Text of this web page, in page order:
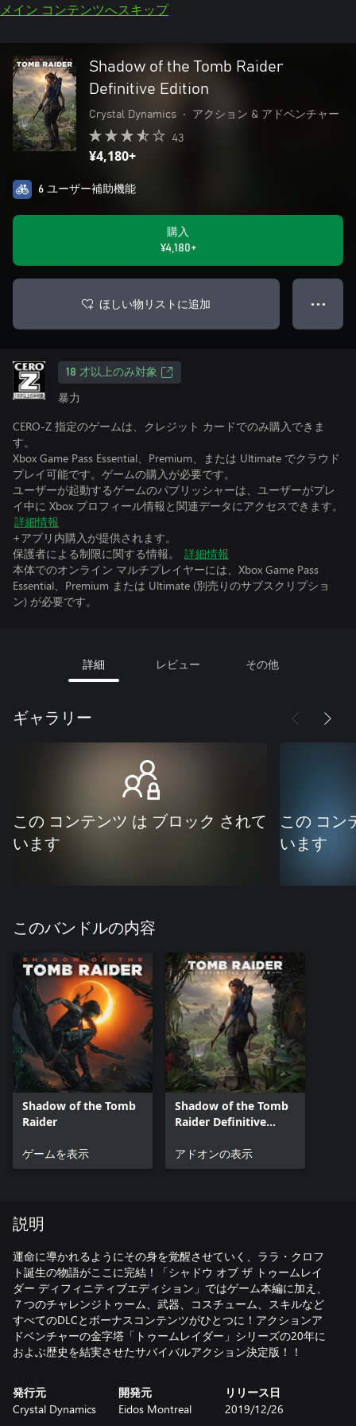
メイン コンテンツへスキップ
Shadow of the Tomb Raider
Definitive Edition
Crystal Dynamics • アクション & アドベンチャー
43
¥4,180+
6 ユーザー補助機能
購入
¥4,180+
ほしい物リストに追加 ● ● ●
18 才以上のみ対象
暴力
CERO-Z 指定のゲームは、クレジット カードでのみ購入できま
す。
Xbox Game Pass Essential、Premium、または Ultimate でクラウド
プレイ可能です。ゲームの購入が必要です。
ユーザーが起動するゲームのパブリッシャーは、ユーザーがプレ
イ中に Xbox プロフィール情報と関連データにアクセスできます。
詳細情報
+アプリ内購入が提供されます。
保護者による制限に関する情報。
詳細情報
本体でのオンライン マルチプレイヤーには、Xbox Game Pass
Essential、Premium または Ultimate (別売りのサブスクリプショ
ン) が必要です。
詳細 レビュー その他
ギャラリー
この コンテンツ は ブロック されて
います
この コン
います
このバンドルの内容
Shadow of the Tomb
Raider
ゲームを表示
Shadow of the Tomb
Raider Definitive
アドオンの表示
説明
運命に導かれるようにその身を覚醒させていく、ララ・クロフ
ト誕生の物語がここに完結！「シャドウ オブ ザ トゥームレイ
ダー ディフィニティブエディション」ではゲーム本編に加え、
７つのチャレンジトゥーム、武器、コスチューム、スキルなど
すべてのDLCとボーナスコンテンツがひとつに！アクションア
ドベンチャーの金字塔「トゥームレイダー」シリーズの20年に
およぶ歴史を結実させたサバイバルアクション決定版！！
発行元
Crystal Dynamics
開発元
Eidos Montreal
リリース日
2019/12/26